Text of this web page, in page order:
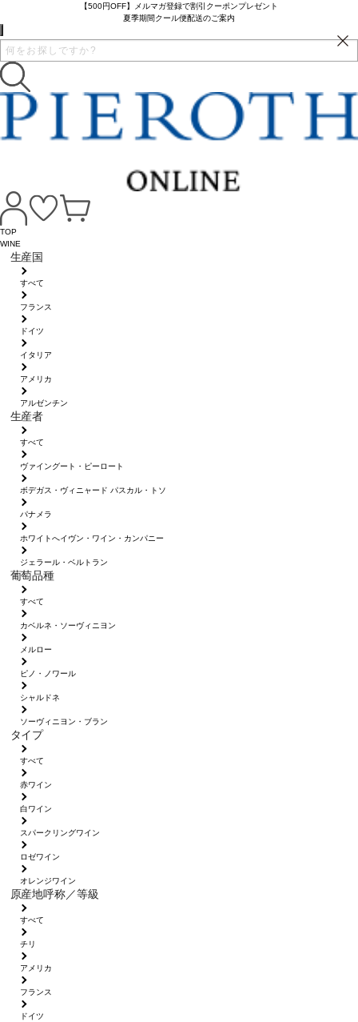
【500円OFF】メルマガ登録で割引クーポンプレゼント
夏季期間クール便配送のご案内
TOP
WINE
生産国
すべて
フランス
ドイツ
イタリア
アメリカ
アルゼンチン
生産者
すべて
ヴァイングート・ピーロート
ボデガス・ヴィニャード パスカル・トソ
パナメラ
ホワイトへイヴン・ワイン・カンパニー
ジェラール・ベルトラン
葡萄品種
すべて
カベルネ・ソーヴィニヨン
メルロー
ピノ・ノワール
シャルドネ
ソーヴィニヨン・ブラン
タイプ
すべて
赤ワイン
白ワイン
スパークリングワイン
ロゼワイン
オレンジワイン
原産地呼称／等級
すべて
チリ
アメリカ
フランス
ドイツ